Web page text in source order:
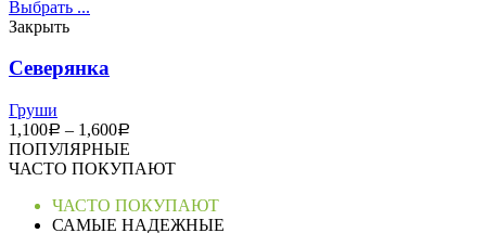
Выбрать ...
Закрыть
Северянка
Груши
1,100Р – 1,600Р
ПОПУЛЯРНЫЕ
ЧАСТО ПОКУПАЮТ
ЧАСТО ПОКУПАЮТ
САМЫЕ НАДЕЖНЫЕ